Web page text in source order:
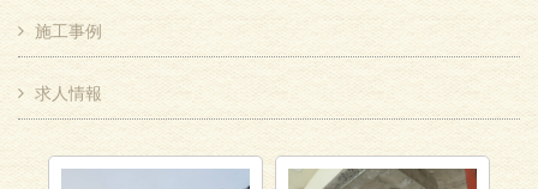
施工事例
求人情報